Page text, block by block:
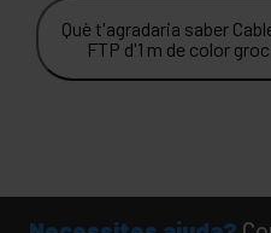
Què t'agradaria saber
FTP d'1 m de color